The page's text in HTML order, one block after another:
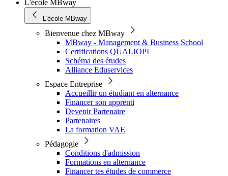
L'école MBway
L'école MBway
Bienvenue chez MBway
MBway - Management & Business School
Certifications QUALIOPI
Schéma des études
Alliance Eduservices
Espace Entreprise
Accueillir un étudiant en alternance
Financer son apprenti
Devenir Partenaire
Partenaires
La formation VAE
Pédagogie
Conditions d'admission
Formations en alternance
Financer tes études de commerce